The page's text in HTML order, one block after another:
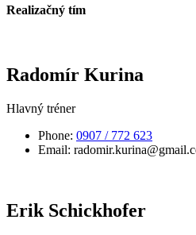
Realizačný tím
Radomír Kurina
Hlavný tréner
Phone: 0907 / 772 623
Email:
Erik Schickhofer